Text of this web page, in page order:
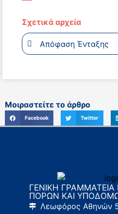
Σχετικά αρχεία
Απόφαση Ένταξης
Μοιραστείτε το άρθρο
Facebook Twitter
ΓΕΝΙΚΗ
ΠΟΡΩΝ ΚΑΙ
Λεωφόρος Αθηνών